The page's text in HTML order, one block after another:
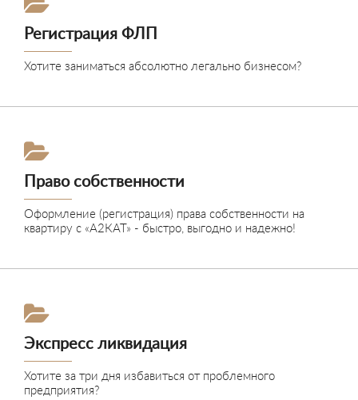
Регистрация ФЛП
Хотите заниматься абсолютно легально бизнесом?
Право собственности
Оформление (регистрация) права собственности на
квартиру с «А2КАТ» - быстро, выгодно и надежно!
Экспресс ликвидация
Хотите за три дня избавиться от проблемного
предприятия?